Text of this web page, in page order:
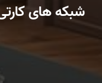
شبکه های